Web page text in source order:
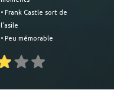
• Frank Castle sort de
l'asile
• Peu mémorable